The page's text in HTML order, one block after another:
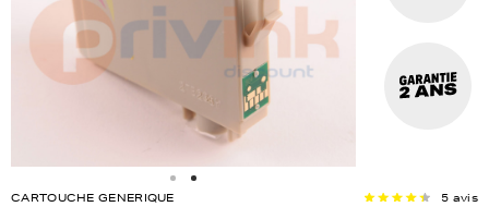
CARTOUCHE GENERIQUE 5 avis